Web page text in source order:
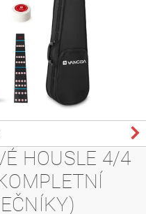
HOUSLE 4/4